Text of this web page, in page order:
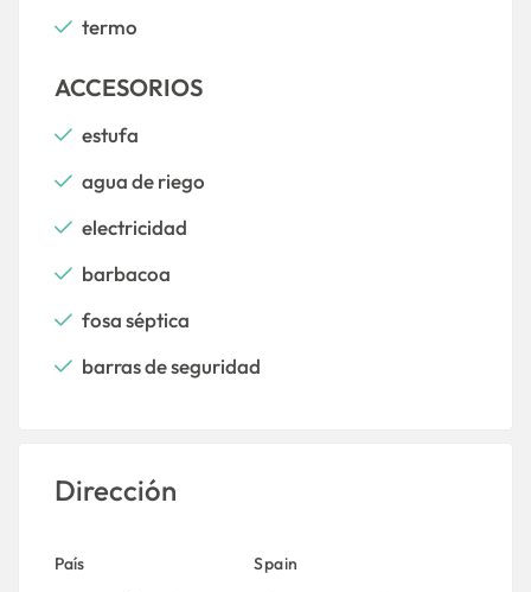
termo
ACCESORIOS
estufa
agua de riego
electricidad
barbacoa
fosa séptica
barras de seguridad
Dirección
País
Spain